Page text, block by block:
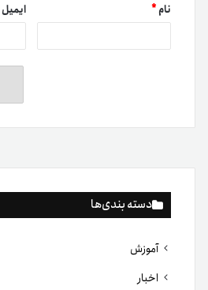
دسته بندی‌ها
آموزش
اخبار
نام* ایمیل